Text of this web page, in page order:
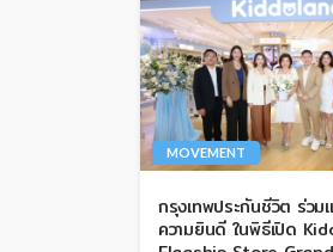
MOVEMENT
กรุงเทพประกันชีวิต ร่วม
ความยินดี ในพิธีเปิด